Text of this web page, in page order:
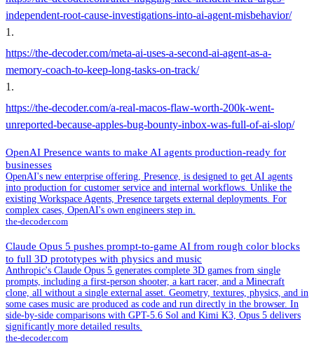
independent-root-cause-investigations-into-ai-agent-misbehavior/
1 .
https://the-decoder.com/meta-ai-uses-a-second-ai-agent-as-a-
memory-coach-to-keep-long-tasks-on-track/
1 .
https://the-decoder.com/a-real-macos-flaw-worth-200k-went-
unreported-because-apples-bug-bounty-inbox-was-full-of-ai-slop/
OpenAI Presence wants to make AI agents production-ready for
businesses
OpenAI's new enterprise offering, Presence, is designed to get AI agents
into production for customer service and internal workflows. Unlike the
existing Workspace Agents, Presence targets external deployments. For
complex cases, OpenAI's own engineers step in.
the-decoder.com
Claude Opus 5 pushes prompt-to-game AI from rough color blocks
to full 3D prototypes with physics and music
Anthropic's Claude Opus 5 generates complete 3D games from single
prompts, including a first-person shooter, a kart racer, and a Minecraft
clone, all without a single external asset. Geometry, textures, physics, and in
some cases music are produced as code and run directly in the browser. In
side-by-side comparisons with GPT-5.6 Sol and Kimi K3, Opus 5 delivers
significantly more detailed results.
the-decoder.com